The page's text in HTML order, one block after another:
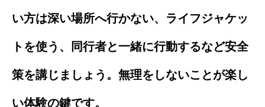
い方は深い場所へ行かない、ライフジャケッ
トを使う、同行者と一緒に行動するなど安全
策を講じましょう。無理をしないことが楽し
い体験の鍵です。